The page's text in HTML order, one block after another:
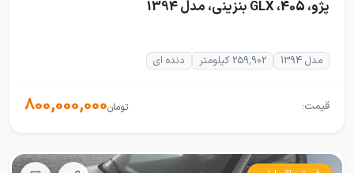
پژو، 405، GLX بنزینی، مدل 1394
مدل 1394 259,902 کیلومتر دنده ای
قیمت: 800,000,000تومان